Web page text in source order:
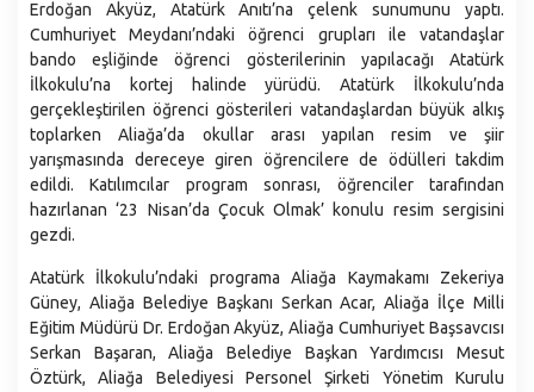
Mali Hizmetler Müdürlüğü
Muhtarlık İşleri Müdürlüğü
Özel Kalem Müdürlüğü
Park ve Вahçeler Müdürlüğü
Plan ve Proje Müdürlüğü
Sağlık İşleri Müdürlüğü
Ulaşım Hizmetleri Müdürlüğü
Veteriner İşleri Müdürlüğü
Yazı İşleri Müdürlüğü
Erdoğan Akyüz, Atatürk Anıtı’na çelenk sunumunu yaptı.
Cumhuriyet Meydanı’ndaki öğrenci grupları ile vatandaşlar
bando eşliğinde öğrenci gösterilerinin yapılacağı Atatürk
İlkokulu’na kortej halinde yürüdü. Atatürk İlkokulu’nda
gerçekleştirilen öğrenci gösterileri vatandaşlardan büyük alkış
toplarken Aliağa’da okullar arası yapılan resim ve şiir
yarışmasında dereceye giren öğrencilere de ödülleri takdim
edildi. Katılımcılar program sonrası, öğrenciler tarafından
hazırlanan ‘23 Nisan’da Çocuk Olmak’ konulu resim sergisini
gezdi.
Atatürk İlkokulu’ndaki programa Aliağa Kaymakamı Zekeriya
Güney, Aliağa Belediye Başkanı Serkan Acar, Aliağa İlçe Milli
Eğitim Müdürü Dr. Erdoğan Akyüz, Aliağa Cumhuriyet Başsavcısı
Serkan Başaran, Aliağa Belediye Başkan Yardımcısı Mesut
Öztürk, Aliağa Belediyesi Personel Şirketi Yönetim Kurulu